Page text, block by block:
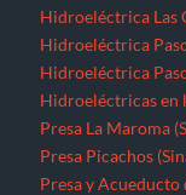
Hidroeléctrica Las
Hidroeléctrica
Hidroeléctrica
Hidroeléctricas en
Presa La Maroma
Presa Picachos
Presa y